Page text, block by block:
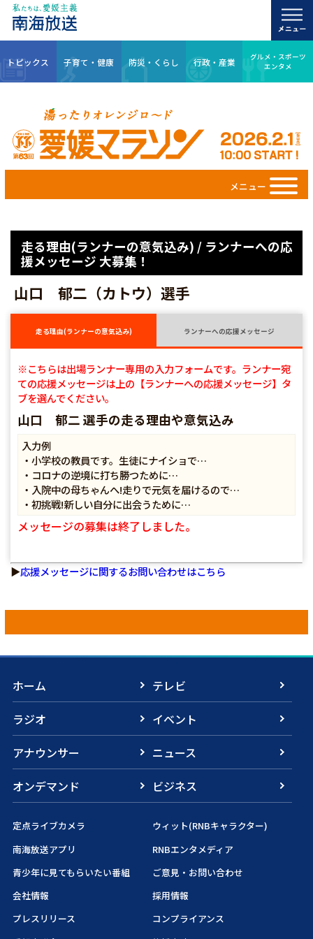
トピックス 子育て・健康 防災・くらし 行政・産業
グルメ・スポーツ
エンタメ
メニュー
走る理由(ランナーの意気込み) / ランナーへの応
援メッセージ 大募集！
山口 郁二（カトウ）選手
走る理由(ランナーの意気込み) ランナーへの応援メッセージ
※こちらは出場ランナー専用の入力フォームです。ランナー宛
ての応援メッセージは上の【ランナーへの応援メッセージ】タ
ブを選んでください。
山口 郁二 選手の走る理由や意気込み
入力例
・小学校の教員です。生徒にナイショで…
・コロナの逆境に打ち勝つために…
・入院中の母ちゃんへ!走りで元気を届けるので…
・初挑戦!新しい自分に出会うために…
メッセージの募集は終了しました。
▶応援メッセージに関するお問い合わせはこちら
ホーム
テレビ
ラジオ
イベント
アナウンサー
ニュース
オンデマンド
ビジネス
定点ライブカメラ
ウィット(RNBキャラクター)
南海放送アプリ
RNBエンタメディア
青少年に見てもらいたい番組
ご意見・お問い合わせ
会社情報
採用情報
プレスリリース
コンプライアンス